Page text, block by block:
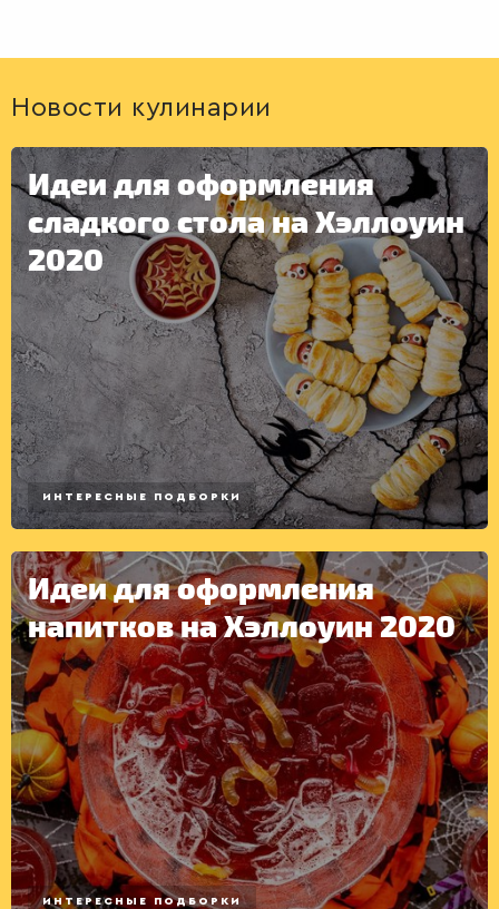
Новости кулинарии
Идеи для оформления
сладкого стола на Хэллоуин
2020
ИНТЕРЕСНЫЕ ПОДБОРКИ
Идеи для оформления
напитков на Хэллоуин 2020
ИНТЕРЕСНЫЕ ПОДБОРКИ